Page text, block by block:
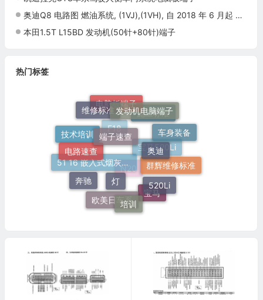
奥迪Q8 电路图 燃油系统, (1VJ),(1VH), 自 2018 年 6 月起 电路图
本田1.5T L15BD 发动机(50针+80针)端子
热门标签
灯
培训
520Li
奥迪
端子速查
电路速查
奔驰
欧美日车系
宝马
群辉维修标准
车身装备
发动机电脑端子
维修标准
技术培训
51 16 嵌入式烟灰缸托架
宝马520Li
施工标准
电脑板端子
F18